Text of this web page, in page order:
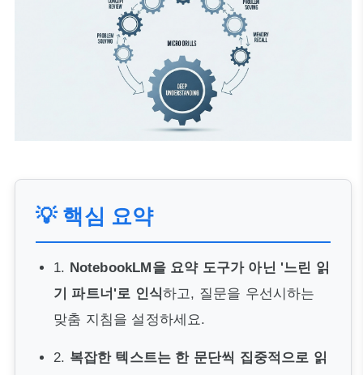
💡 핵심 요약
1. NotebookLM을 요약 도구가 아닌 '느린 읽
기 파트너'로 인식하고, 질문을 우선시하는
맞춤 지침을 설정하세요.
2. 복잡한 텍스트는 한 문단씩 집중적으로 읽